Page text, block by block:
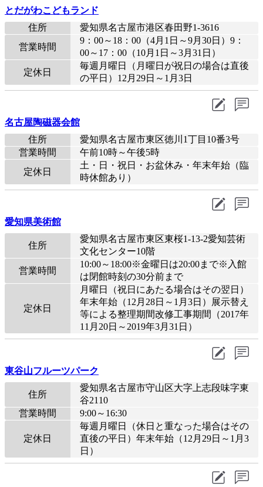
とだがわこどもランド
住所
愛知県名古屋市港区春田野1-3616
営業時間
9：00～18：00（4月1日～9月30日）9：
00～17：00（10月1日～3月31日）
定休日
毎週月曜日（月曜日が祝日の場合は直後
の平日）12月29日～1月3日
名古屋陶磁器会館
住所
愛知県名古屋市東区徳川1丁目10番3号
営業時間
午前10時～午後5時
定休日
土・日・祝日・お盆休み・年末年始（臨
時休館あり）
愛知県美術館
住所
愛知県名古屋市東区東桜1-13-2愛知芸術
文化センター10階
営業時間
10:00～18:00※金曜日は20:00まで※入館
は閉館時刻の30分前まで
定休日
月曜日（祝日にあたる場合はその翌日）
年末年始（12月28日～1月3日）展示替え
等による整理期間改修工事期間（2017年
11月20日～2019年3月31日）
東谷山フルーツパーク
住所
愛知県名古屋市守山区大字上志段味字東
谷2110
営業時間
9:00～16:30
定休日
毎週月曜日（休日と重なった場合はその
直後の平日）年末年始（12月29日～1月3
日）